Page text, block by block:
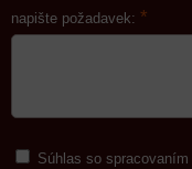
napište požadavek: *
Súhlas so spracovaním